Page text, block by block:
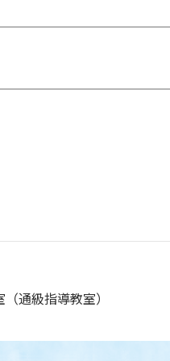
通級指導教室）